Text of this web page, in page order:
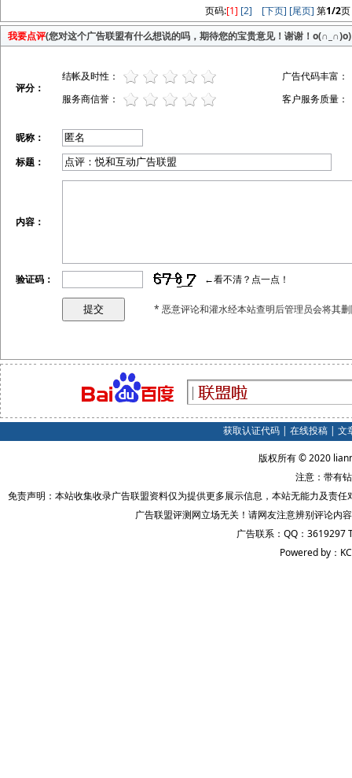
页码:[1] [2] [下页] [尾页] 第1/2
我要点评(您对这个广告联盟有什么想说的吗，期待您的宝贵意见！谢谢！o(∩_∩)o)
评分：
结帐及时性：
广告代码丰富：
服务商信誉：
客户服务质量：
昵称：
标题：
内容：
验证码： ←看不清？点一点！
* 恶意评论和灌水经本站查明后管理员会将其
获取认证代码| 在线投稿| 文
版权所有 © 2020
注意：带有
免责声明：本站收集收录广告联盟资料仅为提供更多展示信息，本站无能力及责
广告联盟评测网立场无关！请网友注意辨别评论内
广告联系：QQ：3619297
Powered by：